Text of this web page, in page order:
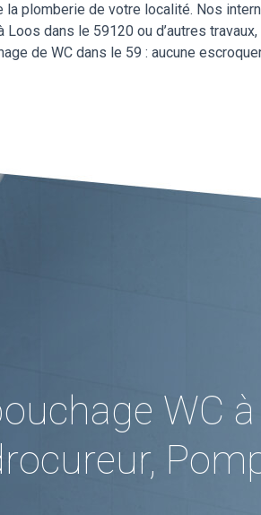
la plomberie de votre localité. Nos
Loos dans le 59120 ou d’autres
de WC dans le 59 : aucune
WC